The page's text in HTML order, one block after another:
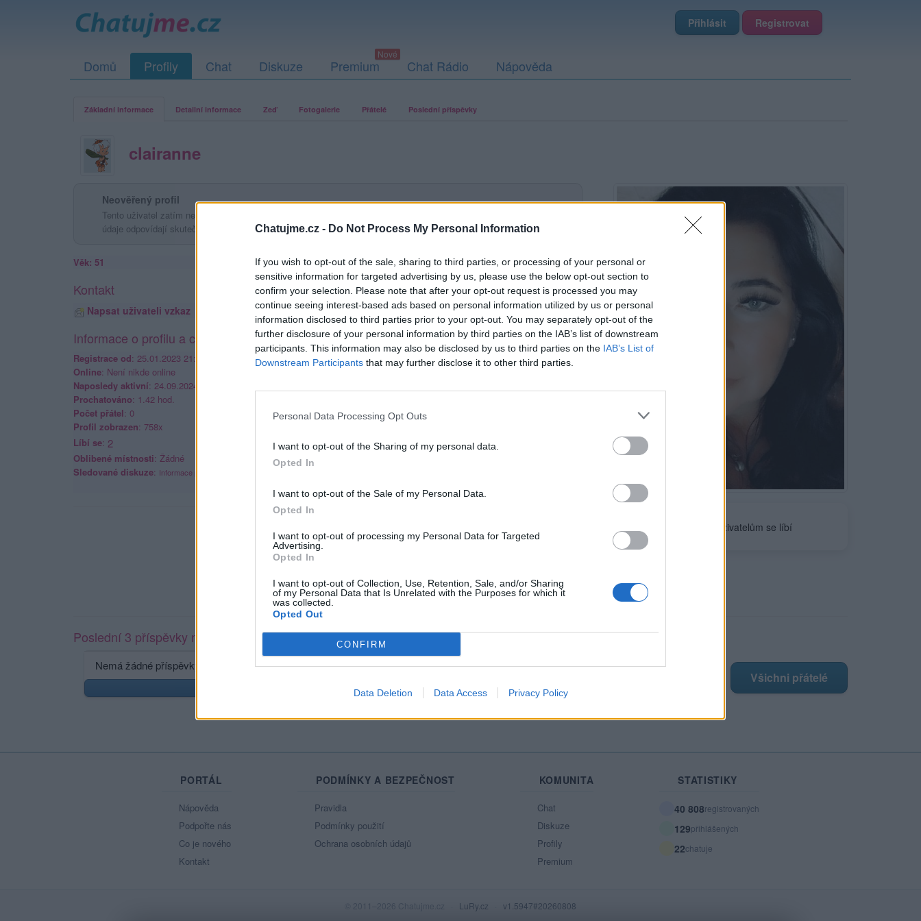
Chatujme.cz - Do Not Process My Personal Information
If you wish to opt-out of the sale, sharing to third parties, or processing of your personal or
sensitive information for targeted advertising by us, please use the below opt-out section to
confirm your selection. Please note that after your opt-out request is processed you may
continue seeing interest-based ads based on personal information utilized by us or personal
information disclosed to third parties prior to your opt-out. You may separately opt-out of the
further disclosure of your personal information by third parties on the IAB’s list of downstream
participants. This information may also be disclosed by us to third parties on the IAB’s List of
Downstream Participants that may further disclose it to other third parties.
Personal Data Processing Opt Outs
I want to opt-out of the Sharing of my personal data.
Opted In
I want to opt-out of the Sale of my Personal Data.
Opted In
I want to opt-out of processing my Personal Data for Targeted
Advertising.
Opted In
I want to opt-out of Collection, Use, Retention, Sale, and/or Sharing
of my Personal Data that Is Unrelated with the Purposes for which it
was collected.
Opted Out
CONFIRM
Data Deletion Data Access Privacy Policy
Přihlásit Registrovat
Domů Profily Chat Diskuze Premium Chat Rádio Nápověda
Základní informace Detailní informace Zeď Fotogalerie Přátelé Poslední příspěvky
clairanne
uživatelům se líbí
Neověřený profil
Tento uživatel zatím neprokázal svou identitu ověřovací fotografií. U neověřených profilů nelze zaručit, že fotografie a
údaje odpovídají skutečné osobě.
Věk: 51
Kontakt
Napsat uživateli vzkaz
Informace o profilu a chatu
Registrace od: 25.01.2023 21:59
Online: Není nikde online
Naposledy aktivní: 24.09.2024 20:30
Prochatováno: 1.42 hod.
Počet přátel: 0
Profil zobrazen: 758x
Líbí se: 2
Oblibené místnosti: Žádné
Sledované diskuze: Informace pro uživatele
Poslední 3 příspěvky na mé zdi
Nemá žádné příspěvky
Zobrazit celou mou zeď
Moji nejnovější přátelé
Všichni přátelé
PORTÁL
Nápověda
Podpořte nás
Co je nového
Kontakt
PODMÍNKY A BEZPEČNOST
Pravidla
Podmínky použití
Ochrana osobních údajů
KOMUNITA
Chat
Diskuze
Profily
Premium
STATISTIKY
40 808registrovaných
129přihlášených
22chatuje
© 2011–2026 Chatujme.cz LuRy.cz v1.5947#20260808